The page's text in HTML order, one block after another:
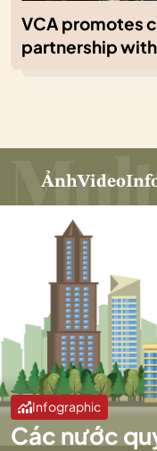
VCA promotes
partnership
ẢnhVideo
Infographic
Các nước